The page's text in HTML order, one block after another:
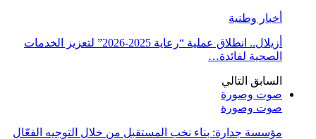
أخبار وطنية
أزيلال.. انطلاق عملية “رعاية 2025-2026” لتعزيز الخدمات
الصحية لفائدة…
السابق التالي
صوت وصورة
صوت وصورة
مؤسسة جدارة: بناء نخب المستقبل من خلال التوجيه الفعّال